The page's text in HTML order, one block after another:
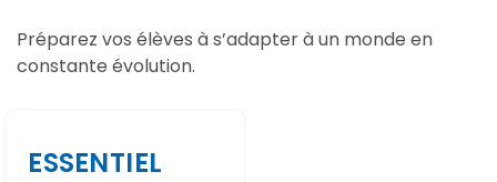
Préparez vos élèves à s’adapter à un monde en
constante évolution.
ESSENTIEL